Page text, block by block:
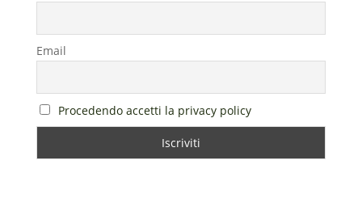
Email
Procedendo accetti la privacy policy